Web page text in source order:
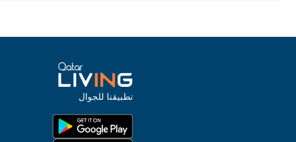
تطبيقنا للجوال